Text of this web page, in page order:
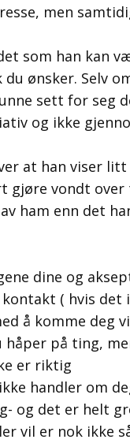
men
som han kan
ønsker. Selv
sett for seg
og ikke
at han viser
gjøre vondt
ham enn det
dine og
( hvis det
å komme deg
håper på ting,
er riktig
handler om
og det er helt
vil er nok ikke